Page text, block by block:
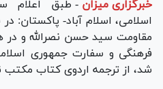
خبرگزاری میزان - طبق اعلام
اسلامی، اسلام آباد- پاکستان:
مقاومت سید حسن نصرالله و در
فرهنگی و سفارت جمهوری اسلامی
شد، از ترجمه اردوی کتاب مکتب